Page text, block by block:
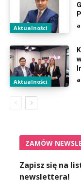
Aktualności
Aktualności
ZAMÓW
Zapisz się na
newslettera!